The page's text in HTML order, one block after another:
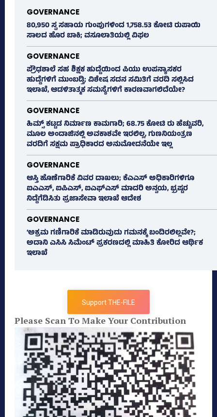
GOVERNANCE
80,950 ಸ್ವ ಸಹಾಯ ಗುಂಪುಗಳಿಂದ 1,758.53 ಕೋಟಿ ರುಪಾಯಿ
ಸಾಲದ ಹೊರ ಬಾಕಿ; ವಸೂಲಾತಿಯಲ್ಲಿ ವಿಫಲ
GOVERNANCE
ಪ್ರೌಢಶಾಲೆ ಸಹ ಶಿಕ್ಷಕ ಹುದ್ದೆಯಿಂದ ಪಿಯು ಉಪನ್ಯಾಸಕರ
ಹುದ್ದೆಗಳಿಗೆ ಮುಂಬಡ್ತಿ; ವಿಶೇಷ ಸದನ ಸಮಿತಿಗೆ ವರದಿ ಸಲ್ಲಿಸಿದ
ಇಲಾಖೆ, ಆಡಳಿತಾತ್ಮಕ ಸಮಸ್ಯೆಗಳಿಗೆ ಕಾರಣವಾಗಲಿದೆಯೇ?
GOVERNANCE
ಹಿಮ್ಸ್‌ ಕಟ್ಟಡ ನಿರ್ಮಾಣ ಕಾಮಗಾರಿ; 68.75 ಕೋಟಿ ರು ಹೆಚ್ಚುವರಿ,
ಮೂಲ ಅಂದಾಜಿನಲ್ಲಿ ಅವಕಾಶವೇ ಇರಲಿಲ್ಲ, ಗುಣನಿಯಂತ್ರಣ
ವರದಿಗೆ ಸಕ್ಷಮ ಪ್ರಾಧಿಕಾರದ ಅನುಮೋದನೆಯೇ ಇಲ್ಲ
GOVERNANCE
ಆಸ್ತಿ ಹೊಣೆಗಾರಿಕೆ ವಿವರ ದಾಖಲು; ಕೆಎಎಸ್ ಅಧಿಕಾರಿಗಳಿಗೂ
ಐಎಎಸ್‌, ಐಪಿಎಸ್‌, ಐಎಫ್‌ಎಸ್‌ ಮಾದರಿ ಅನ್ವಯ, ಭ್ರಷ್ಟರ
ನಿದ್ದೆಗೆಡಿಸಿತು ಪ್ರಜಾಸೇವಾ ಇಲಾಖೆ ಆದೇಶ
GOVERNANCE
‘ಅಕ್ರಮ ಗಣಿಗಾರಿಕೆ ಮಾಡಿರುವುದು ಗಮನಕ್ಕೆ ಬಂದಿರಲಿಲ್ಲವೇ?;
ಅದಾನಿ ಎಸಿಸಿ ಸಿಮೆಂಟ್ ಪ್ರಕರಣದಲ್ಲಿ ಮಾಹಿತಿ ಕೋರಿದ ಆರ್ಥಿಕ
ಇಲಾಖೆ
Support THE-FILE
Please Scan To Make Your Contribution